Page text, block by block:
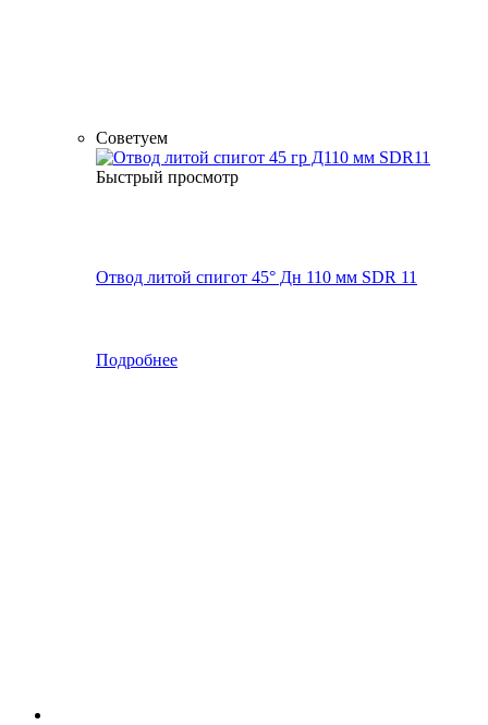
Советуем
Быстрый просмотр
Отвод литой спигот 45° Дн 110 мм SDR 11
Подробнее